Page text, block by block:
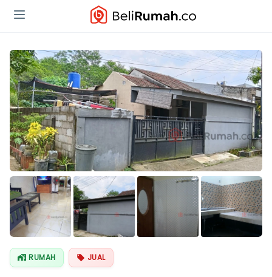
RUMAH JUAL